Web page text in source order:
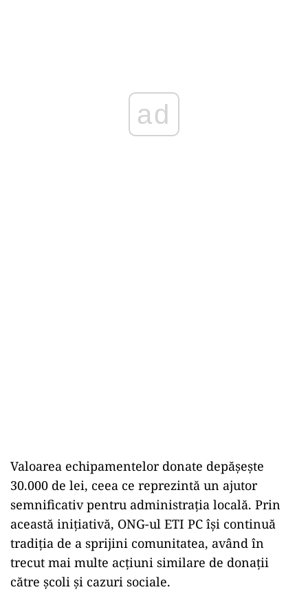
Valoarea echipamentelor donate depășește
30.000 de lei, ceea ce reprezintă un ajutor
semnificativ pentru administrația locală. Prin
această inițiativă, ONG-ul ETI PC își continuă
tradiția de a sprijini comunitatea, având în
trecut mai multe acțiuni similare de donații
către școli și cazuri sociale.